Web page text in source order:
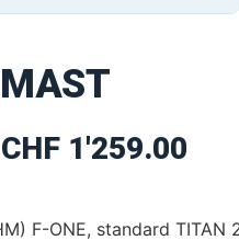
CHF 1'259.00
F-ONE, standard TITAN